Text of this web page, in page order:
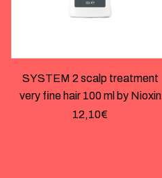
SYSTEM 2 scalp treatment
very fine hair 100 ml by Nioxin
12,10€